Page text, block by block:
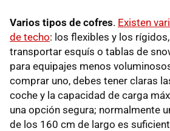
Varios tipos de cofres. Existen
de techo: los flexibles y los
transportar esquís o tablas de
para equipajes menos
comprar uno, debes tener claras
coche y la capacidad de carga
una opción segura; normalmente
de los 160 cm de largo es